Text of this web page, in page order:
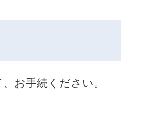
お手続ください。